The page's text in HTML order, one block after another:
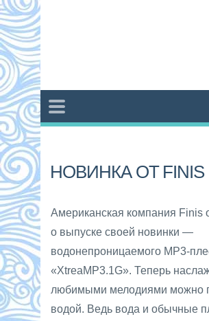
НОВИНКА ОТ FINIS
Американская компания Finis
о выпуске своей новинки —
водонепроницаемого MP3-
«XtreaMP3.1G». Теперь
любимыми мелодиями можно
водой. Ведь вода и обычные